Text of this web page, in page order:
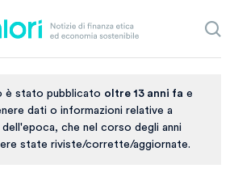
è stato pubblicato oltre 13 anni fa e
dati o informazioni relative a
che nel corso degli anni
state riviste/corrette/aggiornate.